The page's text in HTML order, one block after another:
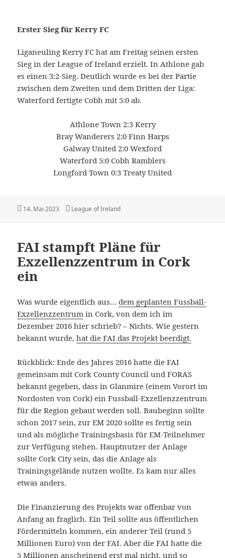
Erster Sieg für Kerry FC
Liganeuling Kerry FC hat am Freitag seinen ersten
Sieg in der League of Ireland erzielt. In Athlone gab
es einen 3:2-Sieg. Deutlich wurde es bei der Partie
zwischen dem Zweiten und dem Dritten der Liga:
Waterford fertigte Cobh mit 5:0 ab.
Athlone Town 2:3 Kerry
Bray Wanderers 2:0 Finn Harps
Galway United 2:0 Wexford
Waterford 5:0 Cobh Ramblers
Longford Town 0:3 Treaty United
Veröffentlicht
14. Mai 2023 Kategorien
League of Ireland
FAI stampft Pläne für
Exzellenzzentrum in Cork
ein
Was wurde eigentlich aus…dem geplanten Fussball-
Exzellenzzentrum in Cork, von dem ich im
Dezember 2016 hier schrieb? – Nichts. Wie gestern
bekannt wurde,hat die FAI das Projekt beerdigt.
Rückblick: Ende des Jahres 2016 hatte die FAI
gemeinsam mit Cork County Council und FORAS
bekannt gegeben, dass in Glanmire (einem Vorort im
Nordosten von Cork) ein Fussball-Exzellenzzentrum
für die Region gebaut werden soll. Baubeginn sollte
schon 2017 sein, zur EM 2020 sollte es fertig sein
und als mögliche Trainingsbasis für EM-Teilnehmer
zur Verfügung stehen. Hauptnutzer der Anlage
sollte Cork City sein, das die Anlage als
Trainingsgelände nutzen wollte. Es kam nur alles
etwas anders.
Die Finanzierung des Projekts war offenbar von
Anfang an fraglich. Ein Teil sollte aus öffentlichen
Fördermitteln kommen, ein anderer Teil (rund 5
Millionen Euro) von der FAI. Aber die FAI hatte die
5 Millionen anscheinend erst mal nicht, und so